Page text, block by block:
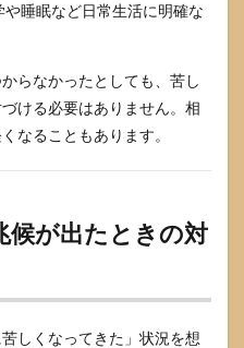
睡眠など日常生活に明確な
らなかったとしても、苦し
ける必要はありません。相
なることもあります。
候が出たときの対
しくなってきた」状況を想